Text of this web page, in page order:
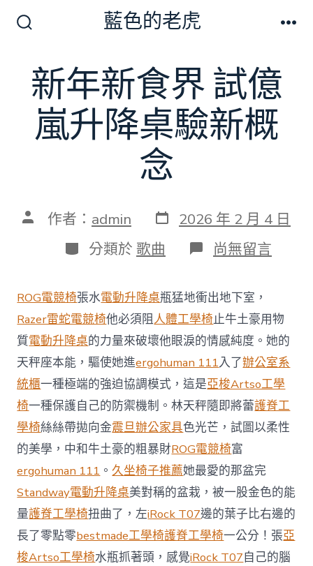
切
換
開
關
藍色的老虎
新年新食界 試億
嵐升降桌驗新概
念
文 作者： admin 發
表
日
期
2026 年 2 月 4 日
分
類
分類於 歌曲 在
〈新
新
食
界
試
億
嵐
升
降
桌
驗
新
概
念〉
中
尚無留言
ROG電競椅張水電動升降桌瓶猛地衝出地下室，
Razer雷蛇電競椅他必須阻人體工學椅止牛土豪用物
質電動升降桌的力量來破壞他眼淚的情感純度。她的
天秤座本能，驅使她進ergohuman 111入了辦公室系
統櫃一種極端的強迫協調模式，這是亞梭Artso工學
椅一種保護自己的防禦機制。林天秤隨即將蕾護脊工
學椅絲絲帶拋向金震旦辦公家具色光芒，試圖以柔性
的美學，中和牛土豪的粗暴財ROG電競椅富
ergohuman 111 。久坐椅子推薦她最愛的那盆完
Standway電動升降桌美對稱的盆栽，被一股金色的能
量護脊工學椅扭曲了，左iRock T07邊的葉子比右邊的
長了零點零bestmade工學椅護脊工學椅一公分！張亞
梭Artso工學椅水瓶抓著頭，感覺iRock T07自己的腦